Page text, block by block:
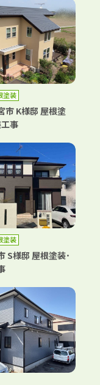
塗装
市 K様邸 屋根塗
事
塗装
S様邸 屋根塗装･